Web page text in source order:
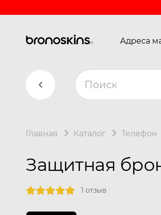
Адреса
Главная Каталог Телефон
Защитная
1 отзыв